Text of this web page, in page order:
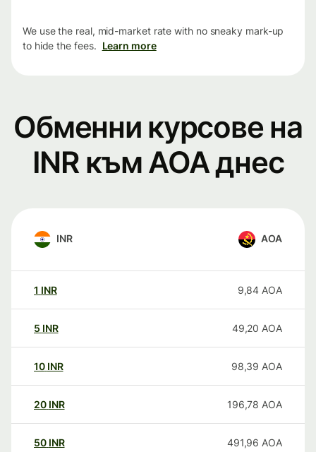
We use the real, mid-market rate with no sneaky mark-up
to hide the fees. Learn more
Обменни курсове на
INR към AOA днес
INR AOA
1 INR 9,84 AOA
5 INR 49,20 AOA
10 INR 98,39 AOA
20 INR 196,78 AOA
50 INR 491,96 AOA